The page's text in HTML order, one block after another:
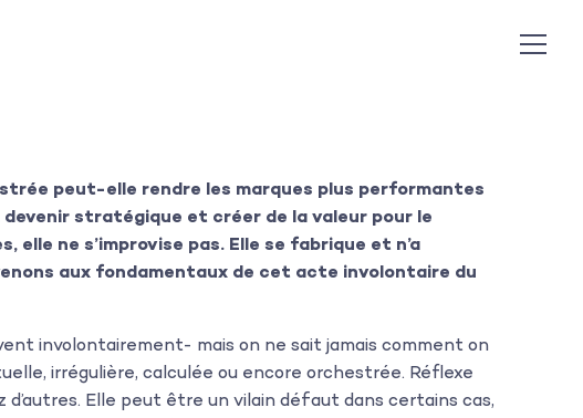
peut-elle rendre les marques plus performantes
stratégique et créer de la valeur pour le
elle ne s’improvise pas. Elle se fabrique et n’a
aux fondamentaux de cet acte involontaire du
involontairement- mais on ne sait jamais comment on
irrégulière, calculée ou encore orchestrée. Réflexe
Elle peut être un vilain défaut dans certains cas,